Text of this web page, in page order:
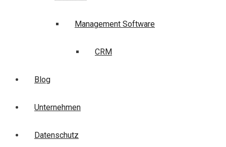
Management Software
CRM
Blog
Unternehmen
Datenschutz